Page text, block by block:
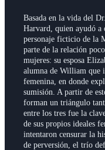
Basada en la vida del
Harvard, quien ayudó a
personaje ficticio de la
parte de la relación
mujeres: su esposa
alumna de William que
femenina, en donde
sumisión. A partir de
forman un triángulo
entre los tres fue la
de sus propios ideales
intentaron censurar la
de perversión, el trío